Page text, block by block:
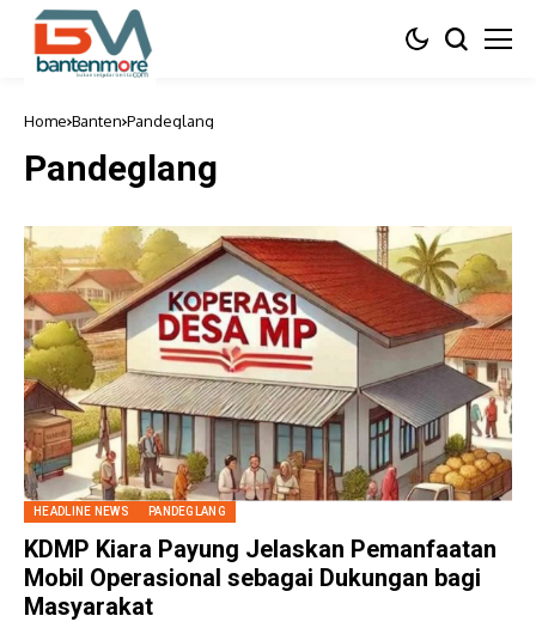
Home Banten Pandeglang
Pandeglang
HEADLINE NEWS PANDEGLANG
KDMP Kiara Payung Jelaskan Pemanfaatan
Mobil Operasional sebagai Dukungan bagi
Masyarakat